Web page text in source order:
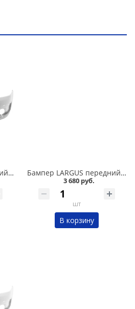
Бампер LARGUS передний ПЛАТИНА /691/ люкс в Кургане Бампер LARGUS передний БЕЛОЕ ОБЛАКО 240 в Кургане
3 680 руб.
шт
В корзину